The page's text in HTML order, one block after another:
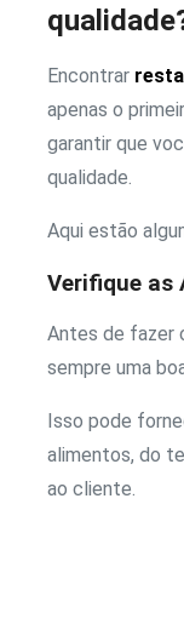
Encontrar
apenas o
garantir que
qualidade.
Aqui estão
Verifique as
Antes de fazer
sempre uma
Isso pode
alimentos, do
ao cliente.